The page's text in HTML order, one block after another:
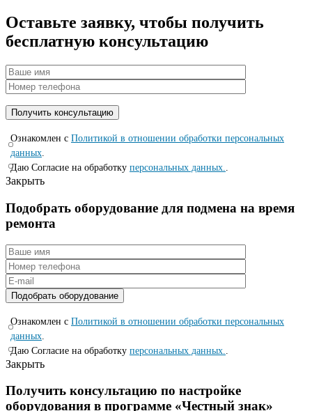
Оставьте заявку, чтобы получить
бесплатную консультацию
Ознакомлен с Политикой в отношении обработки персональных
данных.
Даю Согласие на обработку персональных данных..
Закрыть
Подобрать оборудование для подмена на время
ремонта
Ознакомлен с Политикой в отношении обработки персональных
данных
Даю Согласие на обработку персональных данных.
Закрыть
Получить консультацию по настройке
оборудования в программе «Честный знак»